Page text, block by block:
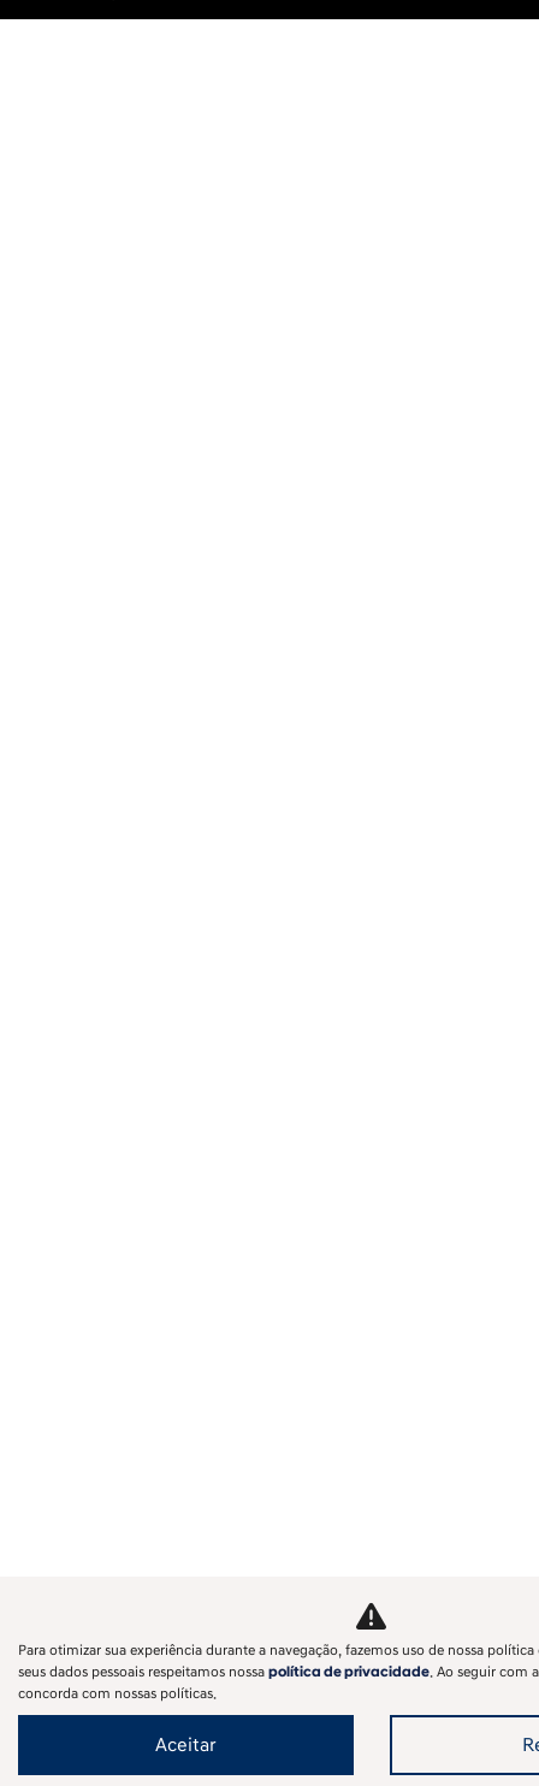
Para otimizar sua experiência durante a navegação, fazemos uso de nossa
seus dados pessoais respeitamos nossa política de privacidade. Ao seguir com
concorda com nossas políticas.
Aceitar